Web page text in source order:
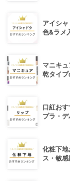
アイシ
色&ラメ
マニキ
乾タイプ
口紅お
プラ・デ
化粧下
ス・敏感